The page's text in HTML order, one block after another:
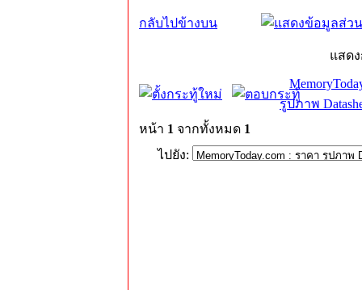
กลับไปข้างบน
แสด
รูปภาพ
หน้า 1 จากทั้งหมด 1
ไปยัง: